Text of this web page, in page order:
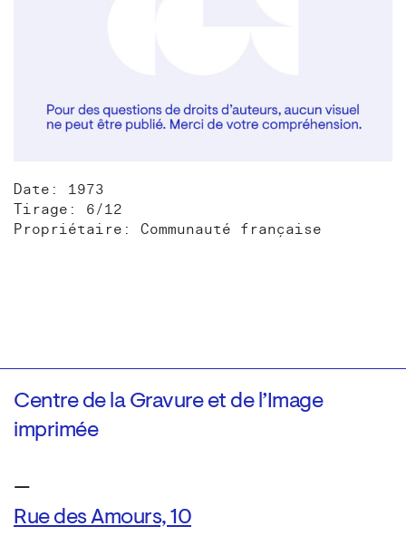
Date: 1973
Tirage: 6/12
Propriétaire: Communauté française
Centre de la Gravure et de l’Image
imprimée
—
Rue des Amours, 10